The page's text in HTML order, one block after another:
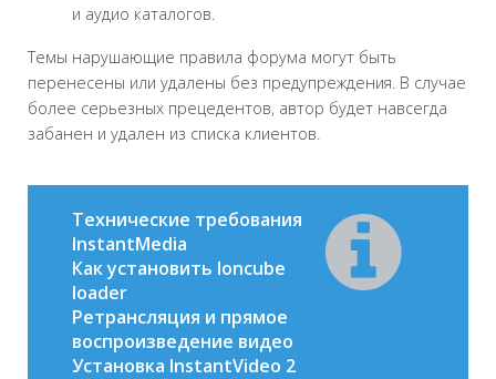
и аудио каталогов.
Темы нарушающие правила форума могут быть
перенесены или удалены без предупреждения. В случае
более серьезных прецедентов, автор будет навсегда
забанен и удален из списка клиентов.
Технические требования
InstantMedia
Как установить Ioncube
loader
Ретрансляция и прямое
воспроизведение видео
Установка InstantVideo 2